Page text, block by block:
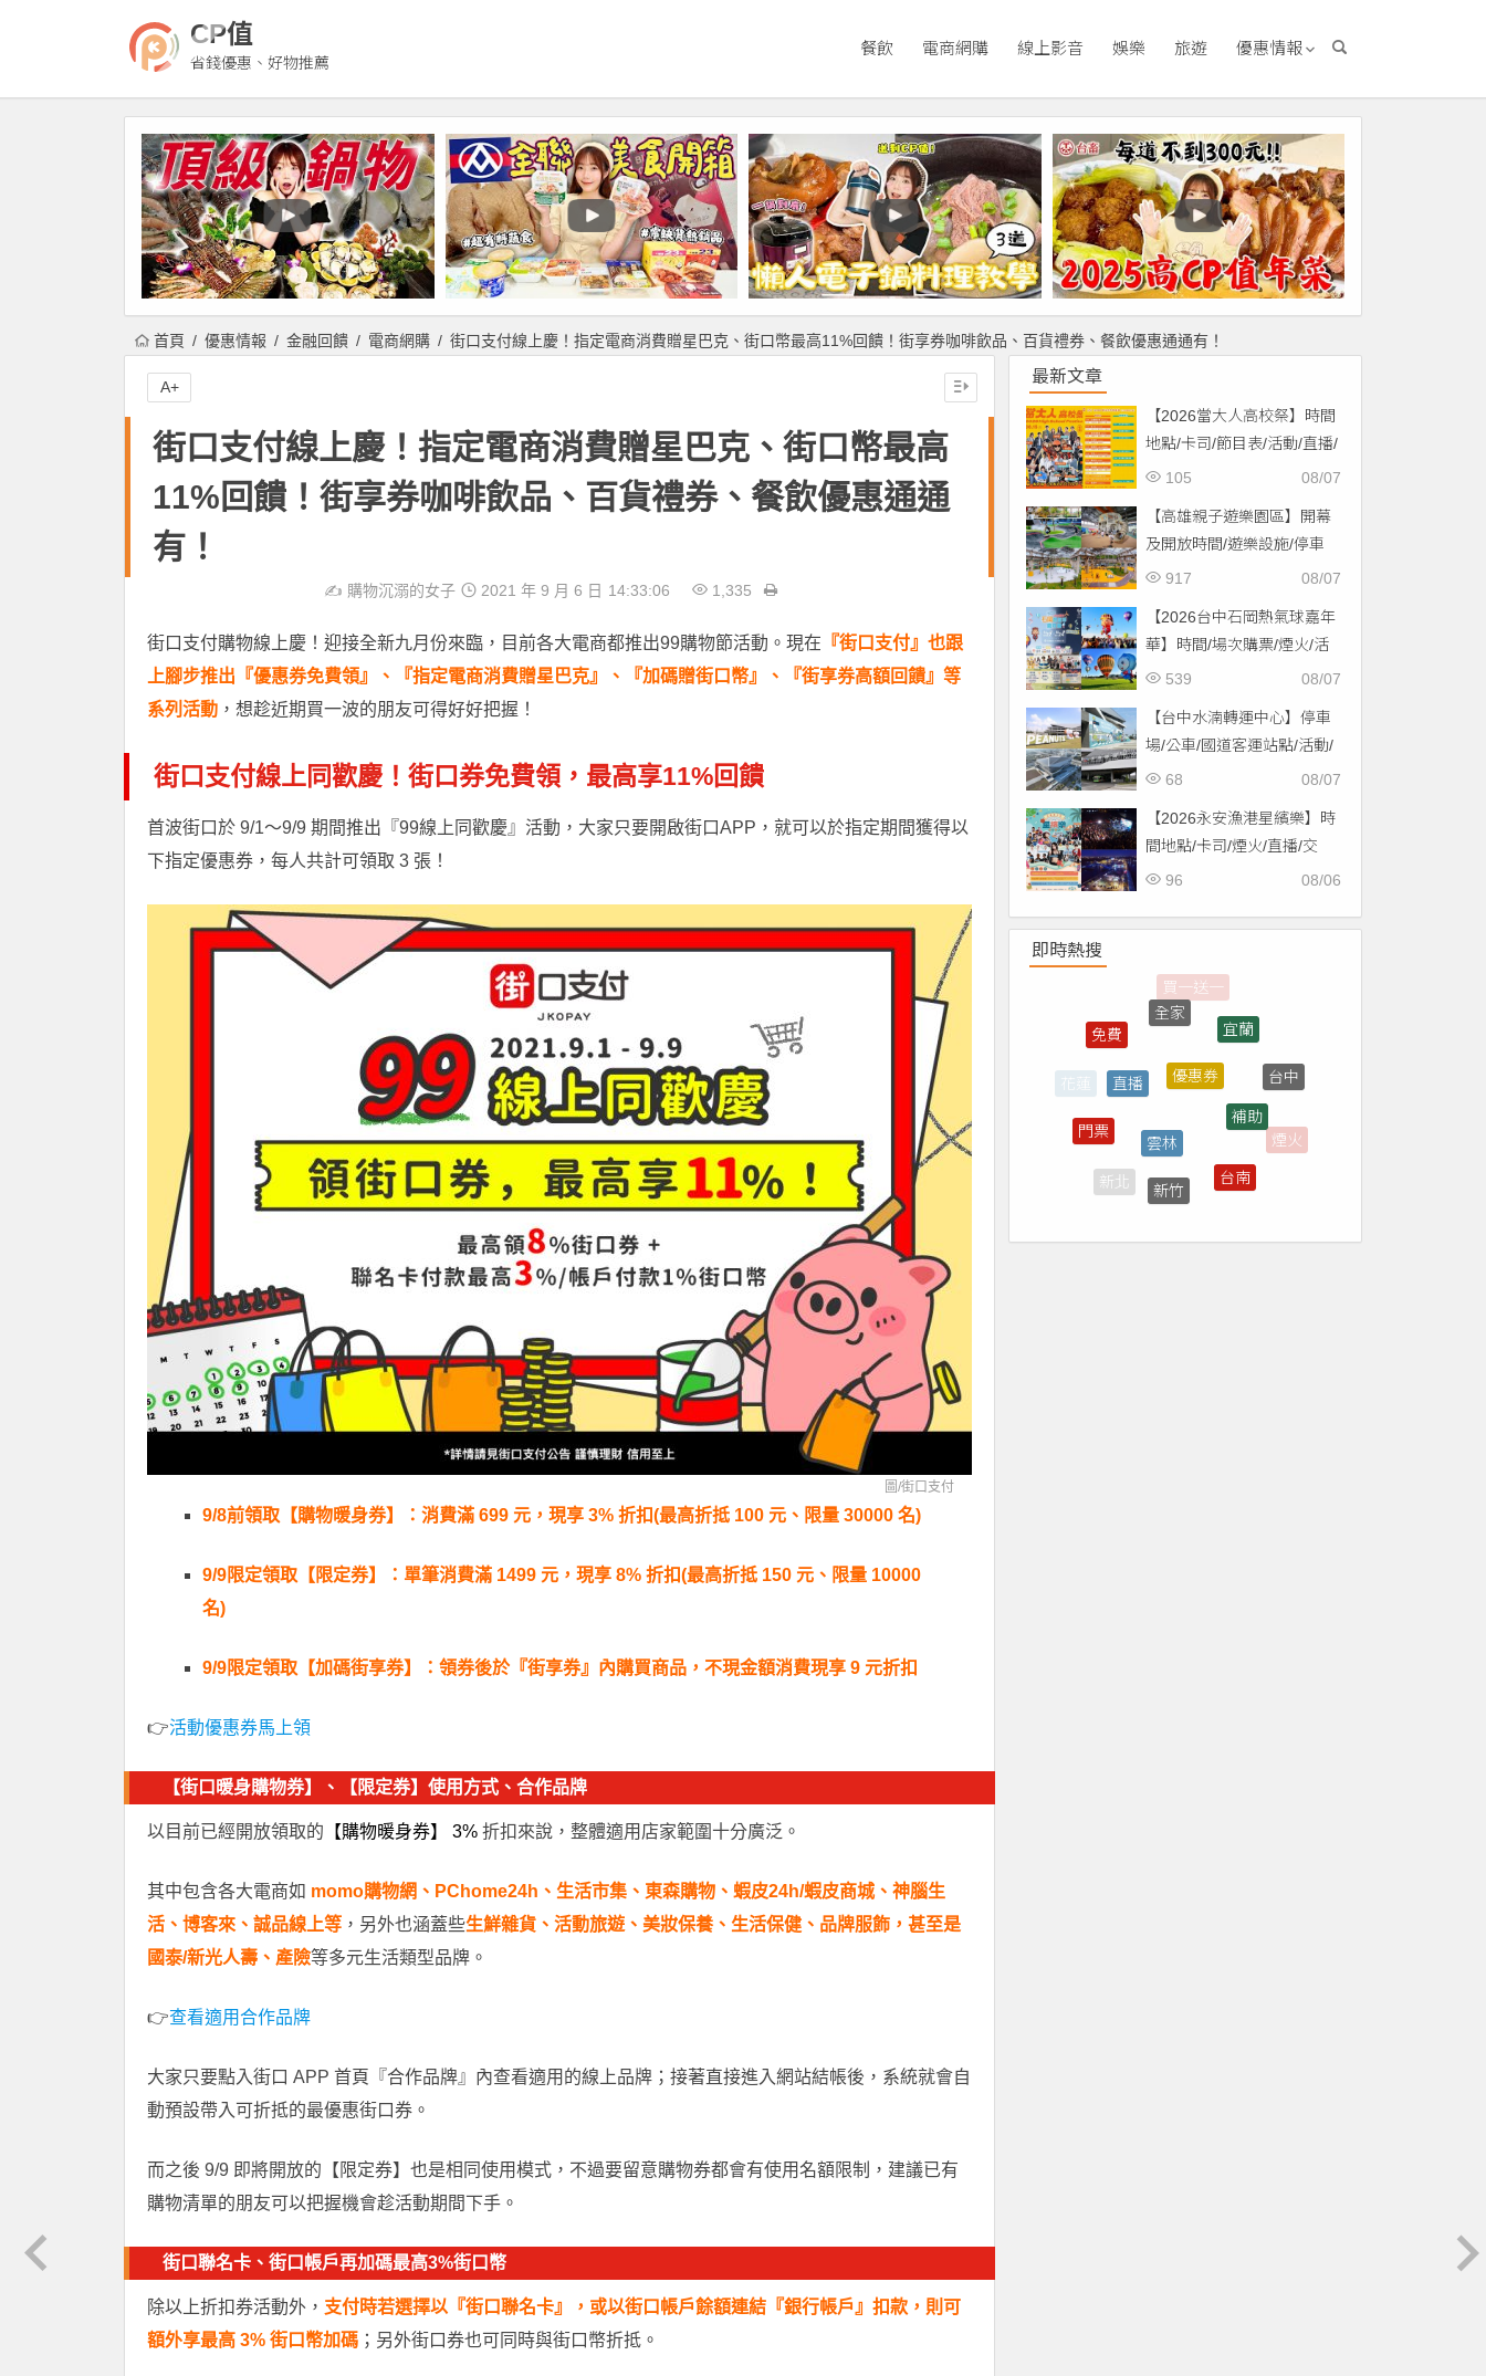
CP值
省錢優惠、好物推薦
餐飲 電商網購 線上影音 娛樂 旅遊 優惠情報
首頁 優惠情報 金融回饋 電商網購 街口支付線上慶！指定電商消費贈星巴克、街口幣最高11%回饋！街享券咖啡飲品、百貨禮券、餐飲優惠通通有！
街口支付線上慶！指定電商消費贈星巴克、街口幣最高
11%回饋！街享券咖啡飲品、百貨禮券、餐飲優惠通通
有！
✍️ 購物沉溺的女子 2021 年 9 月 6 日 14:33:06 1,335
街口支付購物線上慶！迎接全新九月份來臨，目前各大電商都推出99購物節活動。現在 『街口支付』也跟
上腳步推出『優惠券免費領』、『指定電商消費贈星巴克』、『加碼贈街口幣』、『街享券高額回饋』等
系列活動 ，想趁近期買一波的朋友可得好好把握！
街口支付線上同歡慶！街口券免費領，最高享11%回饋
首波街口於 9/1～9/9 期間推出『99線上同歡慶』活動，大家只要開啟街口APP，就可以於指定期間獲得以
下指定優惠券，每人共計可領取 3 張！
圖/街口支付
9/8前領取【購物暖身券】：消費滿 699 元，現享 3% 折扣(最高折抵 100 元、限量 30000 名)
9/9限定領取【限定券】：單筆消費滿 1499 元，現享 8% 折扣(最高折抵 150 元、限量 10000
名)
9/9限定領取【加碼街享券】：領券後於『街享券』內購買商品，不現金額消費現享 9 元折扣
👉活動優惠券馬上領
【街口暖身購物券】、【限定券】使用方式、合作品牌
以目前已經開放領取的 【購物暖身券】 3% 折扣來說，整體適用店家範圍十分廣泛。
其中包含各大電商如 momo購物網、PChome24h、生活市集、東森購物、蝦皮24h/蝦皮商城、神腦生
活、博客來、誠品線上等 ，另外也涵蓋些生鮮雜貨、活動旅遊、美妝保養、生活保健、品牌服飾，甚至是
國泰/新光人壽、產險等多元生活類型品牌。
👉查看適用合作品牌
大家只要點入街口 APP 首頁『合作品牌』內查看適用的線上品牌；接著直接進入網站結帳後，系統就會自
動預設帶入可折抵的最優惠街口券。
而之後 9/9 即將開放的【限定券】也是相同使用模式，不過要留意購物券都會有使用名額限制，建議已有
購物清單的朋友可以把握機會趁活動期間下手。
街口聯名卡、 街口帳戶再加碼最高3%街口幣
除以上折扣券活動外， 支付時若選擇以『街口聯名卡』，或以街口帳戶餘額連結『銀行帳戶』扣款，則可
額外享最高 3% 街口幣加碼 ；另外街口券也可同時與街口幣折抵。
A+
最新文章
【2026當大人高校祭】時間
地點/卡司/節目表/活動/直播/
交通，免費入場！
08/07
105
【高雄親子遊樂園區】開幕
及開放時間/遊樂設施/停車
場/交通一次看！
08/07
917
【2026台中石岡熱氣球嘉年
華】時間/場次購票/煙火/活
動/交通，土牛運動公園登08/07
539
【台中水湳轉運中心】停車
場/公車/國道客運站點/活動/
交通，啟用免費停車！ 08/07
68
【2026永安漁港星繽樂】時
間地點/卡司/煙火/直播/交
通，免費入場！
08/06
96
即時熱搜
免費
全家
宜蘭
煙火
桃園
7-ELEVEN
門票
直播
優惠券
補助
台南
新竹
雲林